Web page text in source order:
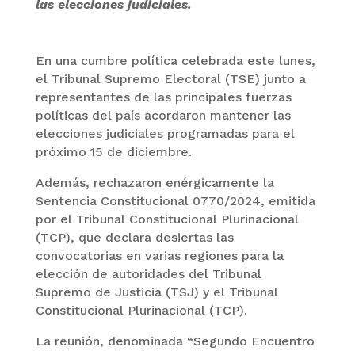
las elecciones judiciales.
En una cumbre política celebrada este lunes,
el Tribunal Supremo Electoral (TSE) junto a
representantes de las principales fuerzas
políticas del país acordaron mantener las
elecciones judiciales programadas para el
próximo 15 de diciembre.
Además, rechazaron enérgicamente la
Sentencia Constitucional 0770/2024, emitida
por el Tribunal Constitucional Plurinacional
(TCP), que declara desiertas las
convocatorias en varias regiones para la
elección de autoridades del Tribunal
Supremo de Justicia (TSJ) y el Tribunal
Constitucional Plurinacional (TCP).
La reunión, denominada “Segundo Encuentro